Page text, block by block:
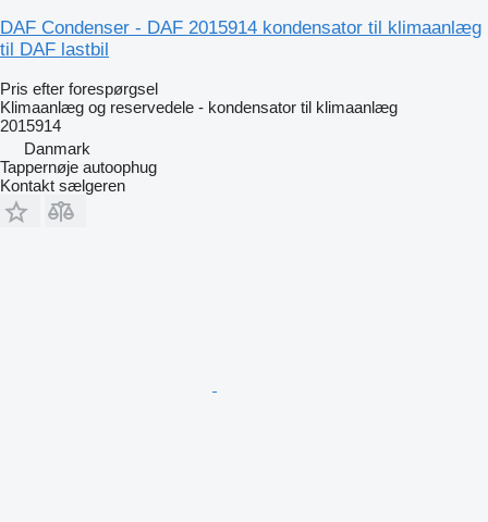
DAF Condenser - DAF 2015914 kondensator til klimaanlæg
til DAF lastbil
Pris efter forespørgsel
Klimaanlæg og reservedele - kondensator til klimaanlæg
2015914
Danmark
Tappernøje autoophug
Kontakt sælgeren